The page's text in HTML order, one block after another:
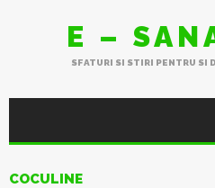
E –
SFATURI SI STIRI PENTRU SI
COCULINE